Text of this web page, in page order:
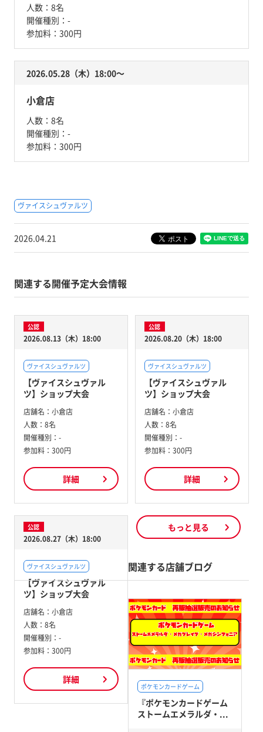
人数： 8名
開催種別： -
参加料： 300円
2026.05.28（木）18:00〜
小倉店
人数： 8名
開催種別： -
参加料： 300円
ヴァイスシュヴァルツ
2026.04.21
関連する開催予定大会情報
公認
2026.08.13（木）18:00
ヴァイスシュヴァルツ
【ヴァイスシュヴァル
ツ】ショップ大会
店舗名： 小倉店
人数： 8名
開催種別： -
参加料： 300円
詳細
公認
2026.08.20（木）18:00
ヴァイスシュヴァルツ
【ヴァイスシュヴァル
ツ】ショップ大会
店舗名： 小倉店
人数： 8名
開催種別： -
参加料： 300円
詳細
公認
2026.08.27（木）18:00
ヴァイスシュヴァルツ
【ヴァイスシュヴァル
ツ】ショップ大会
店舗名： 小倉店
人数： 8名
開催種別： -
参加料： 300円
詳細
もっと見る
関連する店舗ブログ
ポケモンカードゲーム
『ポケモンカードゲーム
ストームエメラルダ・...